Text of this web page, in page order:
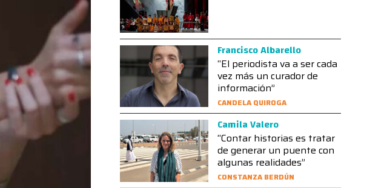
Francisco Albarello
“El periodista va a ser cada
vez más un curador de
información”
CANDELA QUIROGA
Camila Valero
“Contar historias es tratar
de generar un puente con
algunas realidades”
CONSTANZA BERDÚN